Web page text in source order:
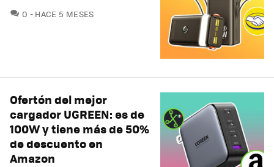
0 COMENTARIOS
HACE 5 MESES
Ofertón del mejor
cargador UGREEN: es de
100W y tiene más de 50%
de descuento en
Amazon